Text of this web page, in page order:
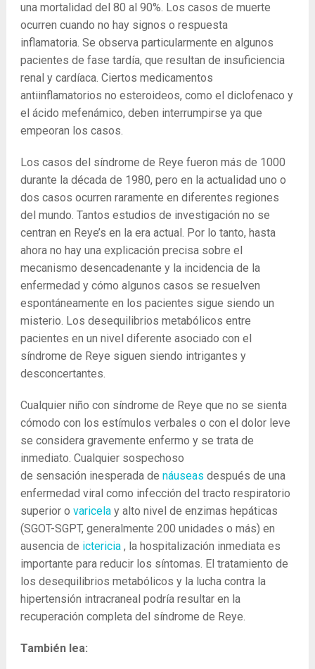
una mortalidad del 80 al 90%. Los casos de muerte
ocurren cuando no hay signos o respuesta
inflamatoria. Se observa particularmente en algunos
pacientes de fase tardía, que resultan de insuficiencia
renal y cardíaca. Ciertos medicamentos
antiinflamatorios no esteroideos, como el diclofenaco y
el ácido mefenámico, deben interrumpirse ya que
empeoran los casos.
Los casos del síndrome de Reye fueron más de 1000
durante la década de 1980, pero en la actualidad uno o
dos casos ocurren raramente en diferentes regiones
del mundo. Tantos estudios de investigación no se
centran en Reye’s en la era actual. Por lo tanto, hasta
ahora no hay una explicación precisa sobre el
mecanismo desencadenante y la incidencia de la
enfermedad y cómo algunos casos se resuelven
espontáneamente en los pacientes sigue siendo un
misterio. Los desequilibrios metabólicos entre
pacientes en un nivel diferente asociado con el
síndrome de Reye siguen siendo intrigantes y
desconcertantes.
Cualquier niño con síndrome de Reye que no se sienta
cómodo con los estímulos verbales o con el dolor leve
se considera gravemente enfermo y se trata de
inmediato. Cualquier sospechoso
de sensación inesperada de náuseas después de una
enfermedad viral como infección del tracto respiratorio
superior o varicelay alto nivel de enzimas hepáticas
(SGOT-SGPT, generalmente 200 unidades o más) en
ausencia de ictericia, la hospitalización inmediata es
importante para reducir los síntomas. El tratamiento de
los desequilibrios metabólicos y la lucha contra la
hipertensión intracraneal podría resultar en la
recuperación completa del síndrome de Reye.
También lea: